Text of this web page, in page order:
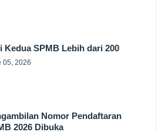
Kedua SPMB Lebih dari 200
05, 2026
Nomor Pendaftaran
2026 Dibuka